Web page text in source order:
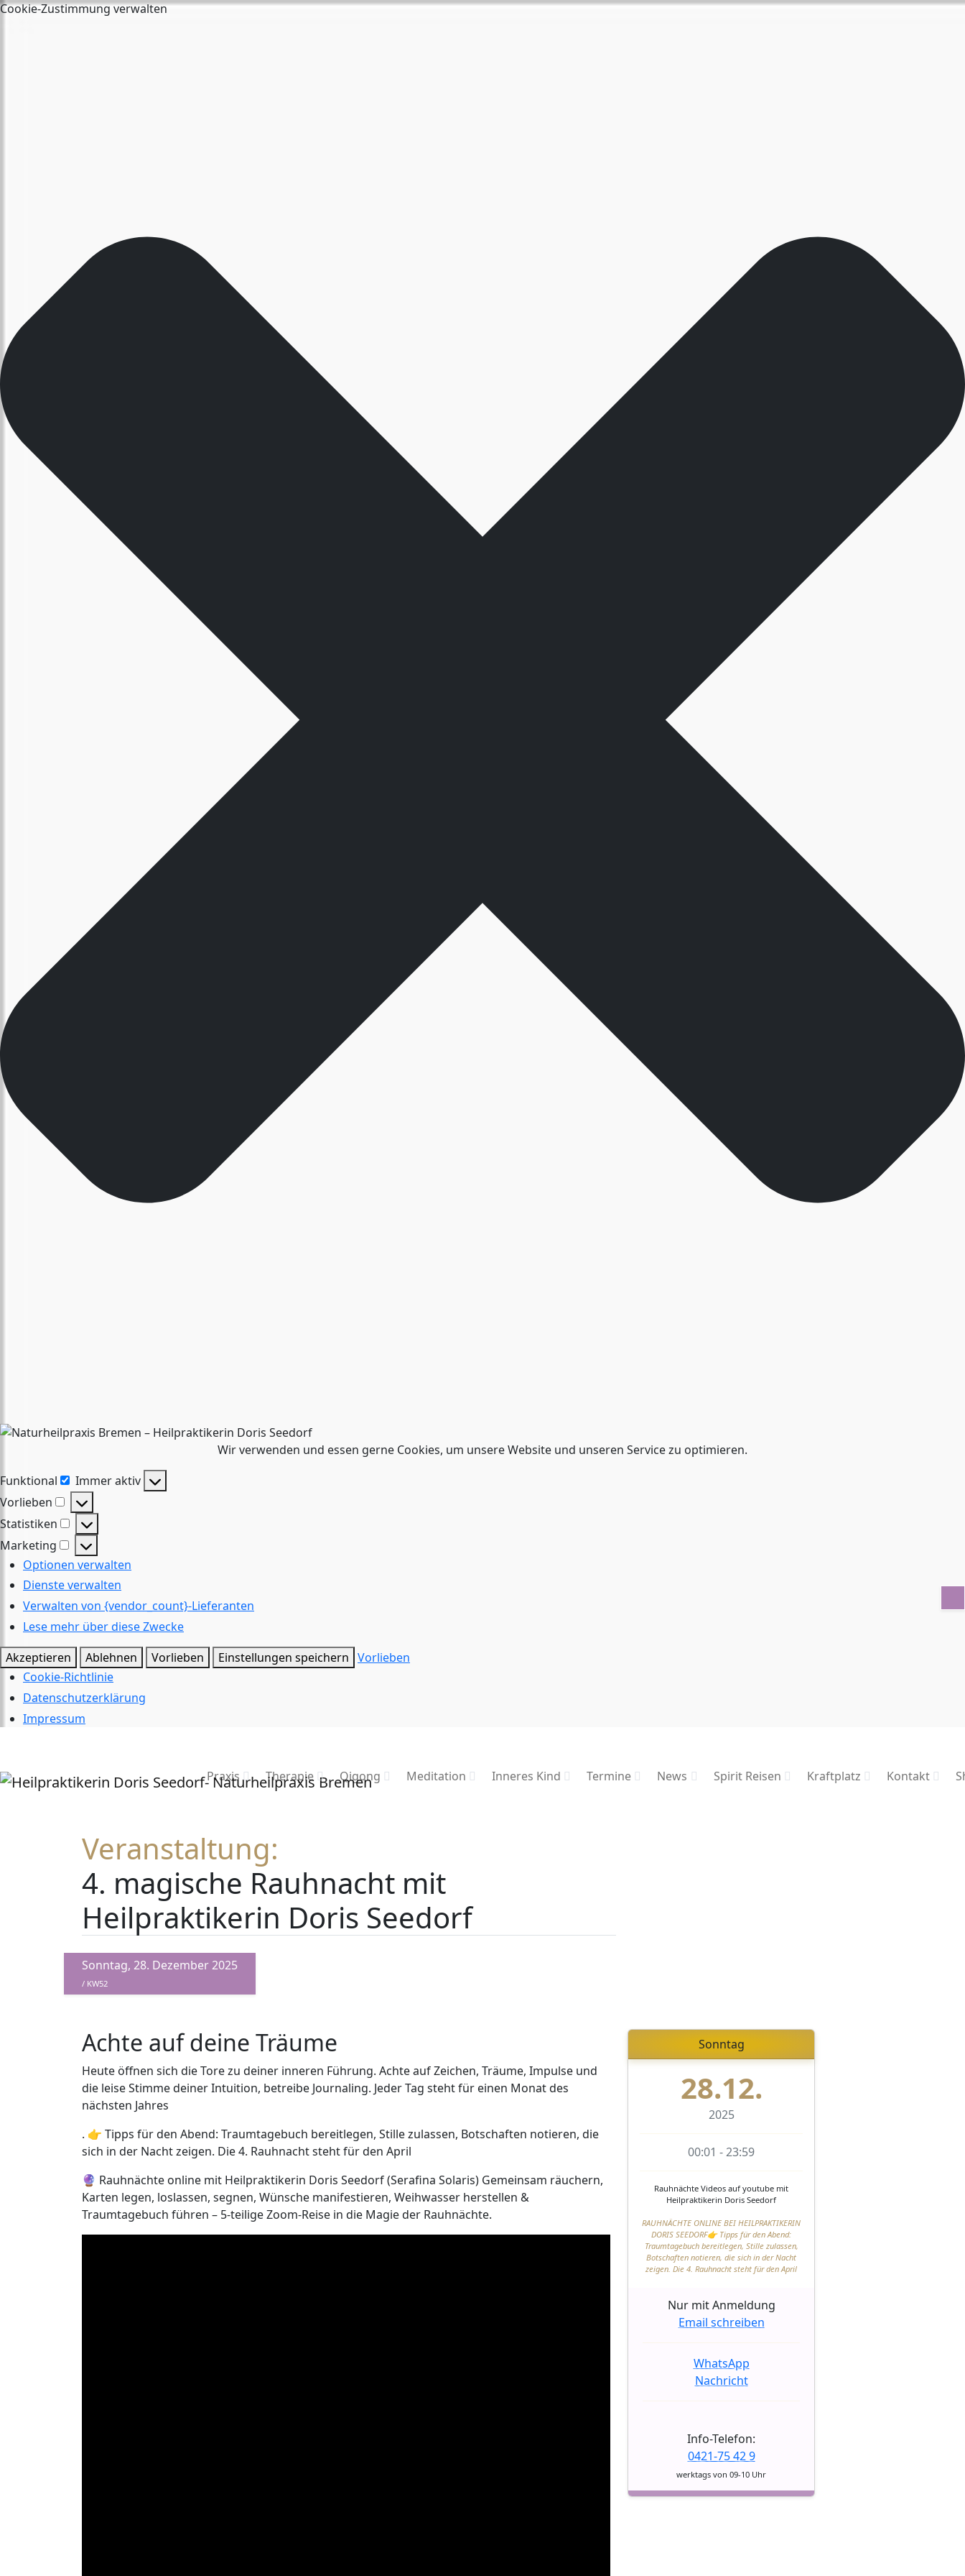
Cookie-Zustimmung verwalten
Wir verwenden und essen gerne Cookies, um unsere Website und unseren Service zu optimieren.
Funktional
Funktional
Immer aktiv
Vorlieben
Vorlieben
Statistiken
Statistiken
Marketing
Marketing
Optionen verwalten
Dienste verwalten
Verwalten von {vendor_count}-Lieferanten
Lese mehr über diese Zwecke
Akzeptieren
Ablehnen Vorlieben Einstellungen speichern Vorlieben
Cookie-Richtlinie
Datenschutzerklärung
Impressum
Praxis Therapie Qigong Meditation Inneres Kind Termine News Spirit Reisen Kraftplatz Kontakt
Veranstaltung:
4. magische Rauhnacht mit
Heilpraktikerin Doris Seedorf
Sonntag, 28. Dezember 2025
/ KW52
Sonntag
28.12.
2025
00:01 - 23:59
Rauhnächte Videos auf youtube mit
Heilpraktikerin Doris Seedorf
RAUHNÄCHTE ONLINE BEI HEILPRAKTIKERIN
DORIS SEEDORF👉 Tipps für den Abend:
Traumtagebuch bereitlegen, Stille zulassen,
Botschaften notieren, die sich in der Nacht
zeigen. Die 4. Rauhnacht steht für den April
Nur mit Anmeldung
Email schreiben
WhatsApp
Nachricht
Info-Telefon:
0421-75 42 9
werktags von 09-10 Uhr
Achte auf deine Träume
Heute öffnen sich die Tore zu deiner inneren Führung. Achte auf Zeichen, Träume, Impulse und
die leise Stimme deiner Intuition, betreibe Journaling. Jeder Tag steht für einen Monat des
nächsten Jahres
. 👉 Tipps für den Abend: Traumtagebuch bereitlegen, Stille zulassen, Botschaften notieren, die
sich in der Nacht zeigen. Die 4. Rauhnacht steht für den April
🔮 Rauhnächte online mit Heilpraktikerin Doris Seedorf (Serafina Solaris) Gemeinsam räuchern,
Karten legen, loslassen, segnen, Wünsche manifestieren, Weihwasser herstellen &
Traumtagebuch führen – 5-teilige Zoom-Reise in die Magie der Rauhnächte.